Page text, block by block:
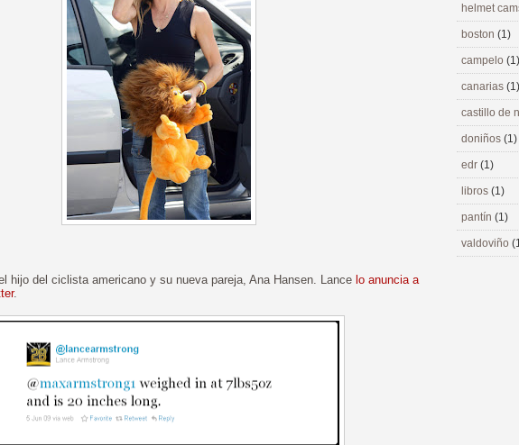
hijo del ciclista americano y su nueva pareja, Ana Hansen. Lance lo anuncia a
.
helmet
boston (1)
campelo (1)
canarias (1)
castillo de
doniños (1)
edr (1)
libros (1)
pantín (1)
valdoviño